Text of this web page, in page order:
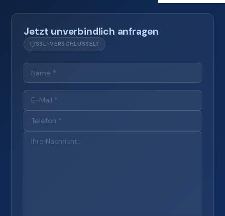
Jetzt unverbindlich anfragen
SSL-VERSCHLÜSSELT